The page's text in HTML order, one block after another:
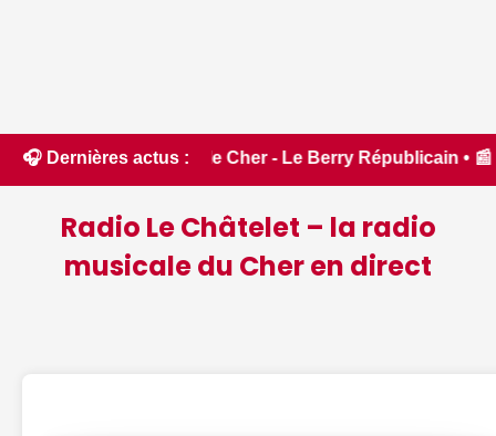
🎧 Dernières actus :
le Cher - Le Berry Républicain • 📰 iPhone 18
Radio Le Châtelet – la radio
musicale du Cher en direct